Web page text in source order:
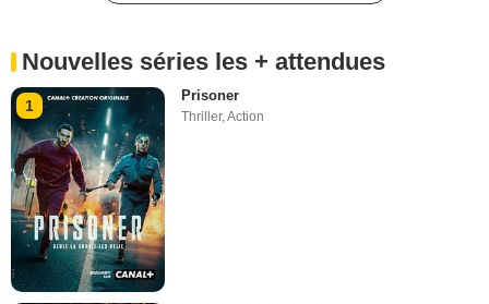
Nouvelles séries les + attendues
1
Prisoner
Thriller,Action